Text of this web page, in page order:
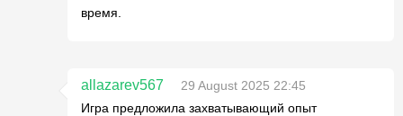
время.
allazarev567
29 August 2025 22:45
Игра предложила захватывающий опыт